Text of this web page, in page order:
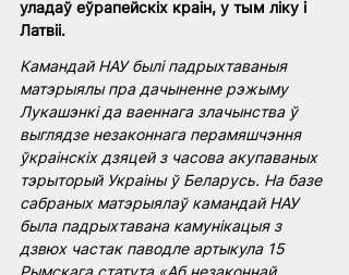
уладаў еўрапейскіх краін, у тым ліку і
Латвіі.
Камандай НАУ былі падрыхтаваныя
матэрыялы пра дачыненне рэжыму
Лукашэнкі да ваеннага злачынства ў
выглядзе незаконнага перамяшчэння
ўкраінскіх дзяцей з часова акупаваных
тэрыторый Украіны ў Беларусь. На базе
сабраных матэрыялаў камандай НАУ
была падрыхтавана камунікацыя з
дзвюх частак паводле артыкула 15
Рымскага статута «Аб незаконнай